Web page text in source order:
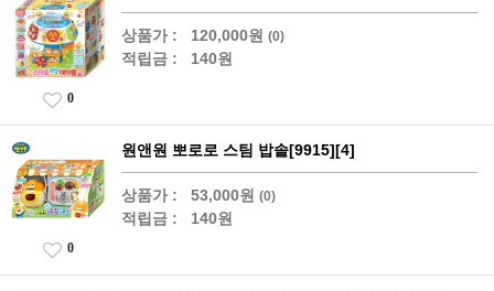
상품가 : 120,000원 (0)
적립금 : 140원
0
원앤원 뽀로로 스팀 밥솥[9915][4]
상품가 : 53,000원 (0)
적립금 : 140원
0